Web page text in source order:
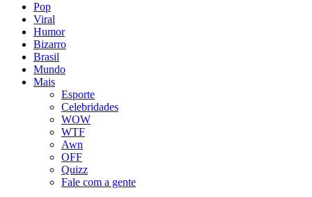
Pop
Viral
Humor
Bizarro
Brasil
Mundo
Mais
Esporte
Celebridades
WOW
WTF
Awn
OFF
Quizz
Fale com a gente